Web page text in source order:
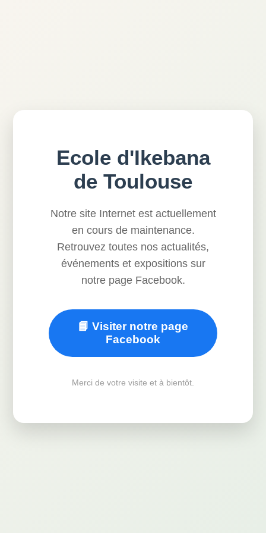
Ecole d'Ikebana
de Toulouse
Notre site Internet est actuellement
en cours de maintenance.
Retrouvez toutes nos actualités,
événements et expositions sur
notre page Facebook.
📘 Visiter notre page
Facebook
Merci de votre visite et à bientôt.